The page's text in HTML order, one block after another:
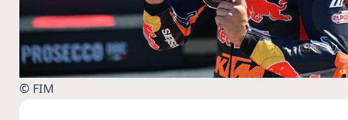
© FIM